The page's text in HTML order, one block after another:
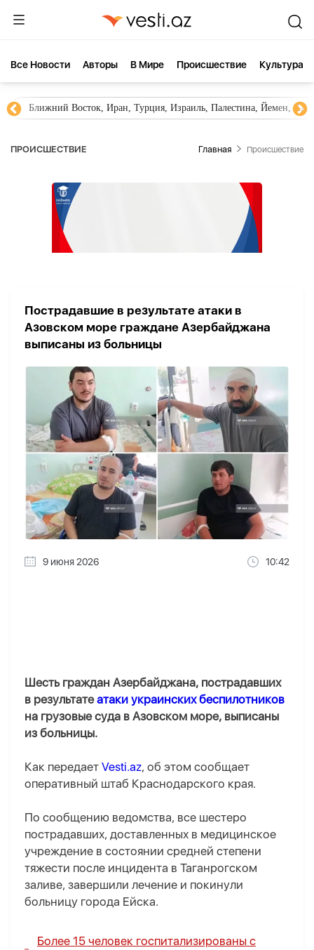
Все Новости Aвторы В Мире Происшествие Культура
Ближний Восток, Иран, Турция, Израиль, Палестина, Йемен,
ПРОИСШЕСТВИЕ Главная Происшествие
Пострадавшие в результате атаки в
Азовском море граждане Азербайджана
выписаны из больницы
9 июня 2026 10:42
Шесть граждан Азербайджана, пострадавших
в результатеатаки украинских беспилотников
на грузовые суда в Азовском море, выписаны
из больницы.
Как передает Vesti.az, об этом сообщает
оперативный штаб Краснодарского края.
По сообщению ведомства, все шестеро
пострадавших, доставленных в медицинское
учреждение в состоянии средней степени
тяжести после инцидента в Таганрогском
заливе, завершили лечение и покинули
больницу города Ейска.
Более 15 человек госпитализированы с